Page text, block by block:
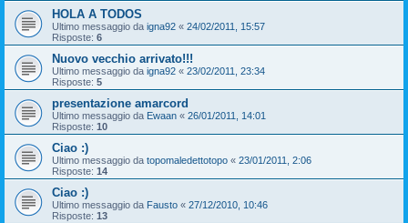
HOLA A TODOS
Ultimo messaggio da igna92 « 24/02/2011, 15:57
Risposte: 6
Nuovo vecchio arrivato!!!
Ultimo messaggio da igna92 « 23/02/2011, 23:34
Risposte: 5
presentazione amarcord
Ultimo messaggio da Ewaan « 26/01/2011, 14:01
Risposte: 10
Ciao :)
Ultimo messaggio da topomaledettotopo « 23/01/2011, 2:06
Risposte: 14
Ciao :)
Ultimo messaggio da Fausto « 27/12/2010, 10:46
Risposte: 13